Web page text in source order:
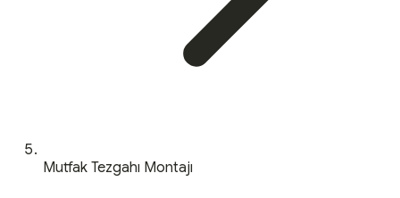
Mutfak Tezgahı Montajı